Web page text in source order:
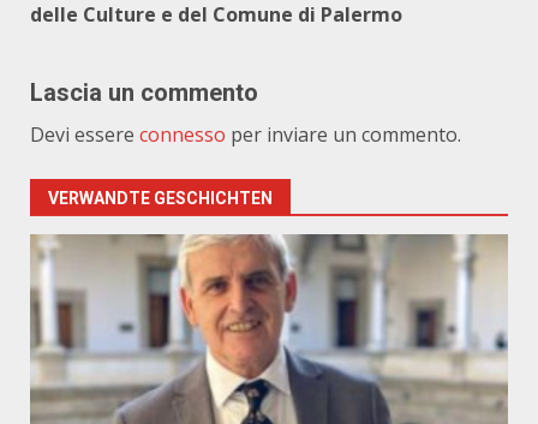
delle Culture e del Comune di Palermo
Lascia un commento
Devi essere connesso per inviare un commento.
VERWANDTE GESCHICHTEN